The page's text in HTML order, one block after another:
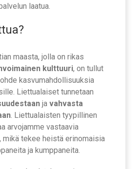
laatua.
maasta, jolla on rikas
kulttuuri, on tullut
kasvumahdollisuuksia
Liettualaiset tunnetaan
ja vahvasta
. Liettualaisten tyypillinen
arvojamme vastaavia
mikä tekee heistä erinomaisia
ja kumppaneita.